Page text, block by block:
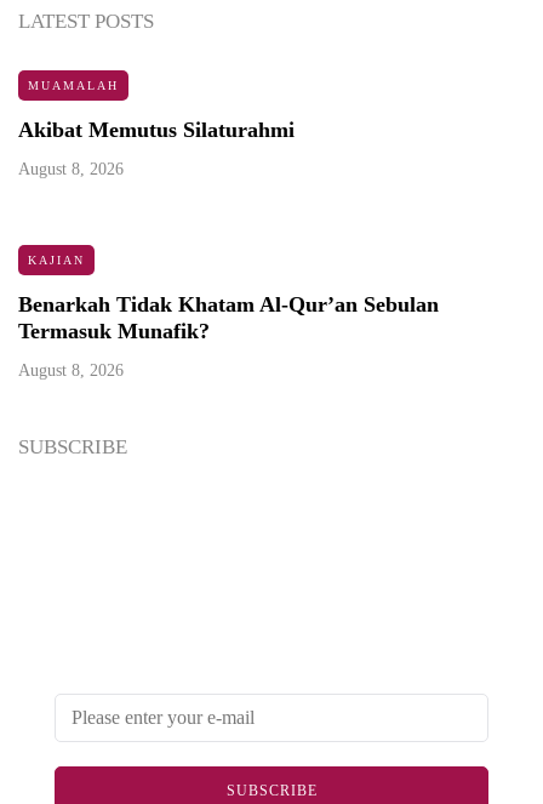
LATEST POSTS
MUAMALAH
Akibat Memutus Silaturahmi
August 8, 2026
KAJIAN
Benarkah Tidak Khatam Al-Qur’an Sebulan
Termasuk Munafik?
August 8, 2026
SUBSCRIBE
SUBSCRIBE